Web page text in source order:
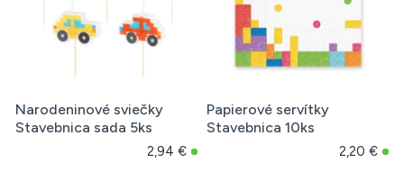
Narodeninové sviečky
Stavebnica sada 5ks
2,94 €
Papierové servítky
Stavebnica 10ks
2,20 €